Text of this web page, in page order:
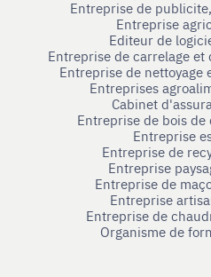
Entreprise de
Entreprise
Editeur de
Entreprise de carrelage
Entreprise de nettoyage
Entreprises
Cabinet
Entreprise de bois
Entreprise
Entreprise de
Entreprise
Entreprise de
Entreprise
Entreprise de
Organisme de